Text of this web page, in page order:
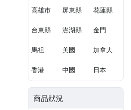
高雄市 屏東縣 花蓮縣
台東縣 澎湖縣 金門
馬祖 美國 加拿大
香港 中國 日本
商品狀況